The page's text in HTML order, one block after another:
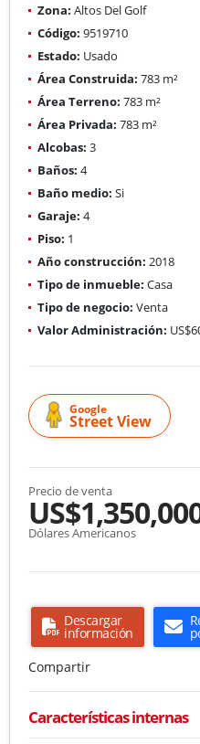
Zona: Altos Del Golf
Código: 9519710
Estado: Usado
Área Construida: 783 m²
Área Terreno: 783 m²
Área Privada: 783 m²
Alcobas: 3
Baños: 4
Baño medio: Si
Garaje: 4
Piso: 1
Año construcción: 2018
Tipo de inmueble: Casa
Tipo de negocio: Venta
Valor Administración:
Google
Street View
Precio de venta
Dólares Americanos
Descargar
información
Compartir
Características internas